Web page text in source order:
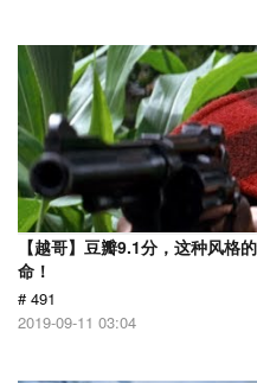
【越哥】豆瓣9.1分，这种风格
命！
# 491
2019-09-11 03:04